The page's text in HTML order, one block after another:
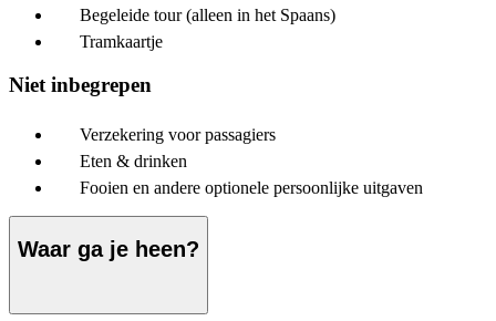
Begeleide tour (alleen in het Spaans)
Tramkaartje
Niet inbegrepen
Verzekering voor passagiers
Eten & drinken
Fooien en andere optionele persoonlijke uitgaven
Waar ga je heen?